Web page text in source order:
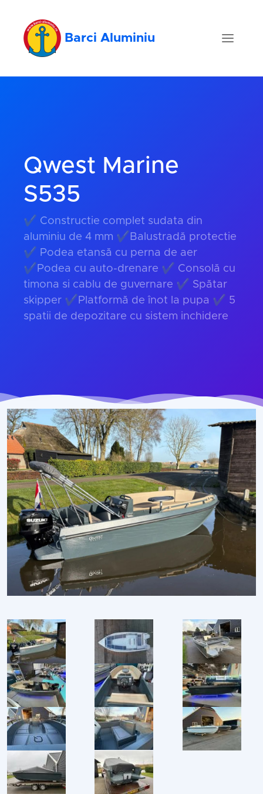
Barci Aluminiu
Qwest Marine
S535
✔ Constructie complet sudata din
aluminiu de 4 mm ✔Balustradă protectie
✔ Podea etansă cu perna de aer
✔Podea cu auto-drenare ✔ Consolă cu
timona si cablu de guvernare ✔ Spătar
skipper ✔Platformă de înot la pupa ✔ 5
spatii de depozitare cu sistem inchidere